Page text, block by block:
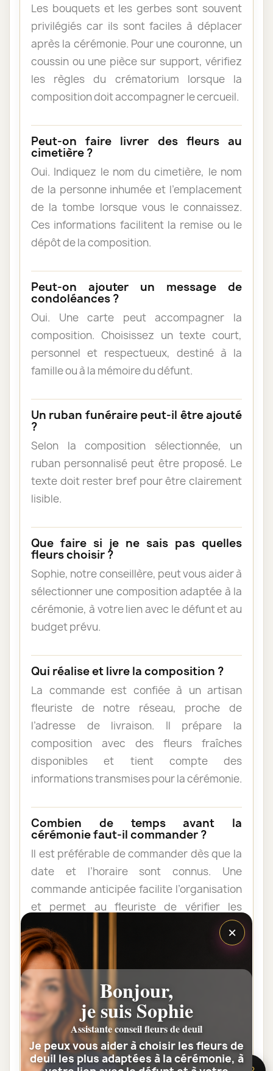
Les bouquets et les gerbes sont souvent
privilégiés car ils sont faciles à déplacer
après la cérémonie. Pour une couronne, un
coussin ou une pièce sur support, vérifiez
les règles du crématorium lorsque la
composition doit accompagner le cercueil.
Peut-on faire livrer des fleurs au
cimetière ?
Oui. Indiquez le nom du cimetière, le nom
de la personne inhumée et l’emplacement
de la tombe lorsque vous le connaissez.
Ces informations facilitent la remise ou le
dépôt de la composition.
Peut-on ajouter un message de
condoléances ?
Oui. Une carte peut accompagner la
composition. Choisissez un texte court,
personnel et respectueux, destiné à la
famille ou à la mémoire du défunt.
Un ruban funéraire peut-il être ajouté
?
Selon la composition sélectionnée, un
ruban personnalisé peut être proposé. Le
texte doit rester bref pour être clairement
lisible.
Que faire si je ne sais pas quelles
fleurs choisir ?
Sophie, notre conseillère, peut vous aider à
sélectionner une composition adaptée à la
cérémonie, à votre lien avec le défunt et au
budget prévu.
Qui réalise et livre la composition ?
La commande est confiée à un artisan
fleuriste de notre réseau, proche de
l’adresse de livraison. Il prépare la
composition avec des fleurs fraîches
disponibles et tient compte des
informations transmises pour la cérémonie.
Combien de temps avant la
cérémonie faut-il commander ?
Il est préférable de commander dès que la
date et l’horaire sont connus. Une
commande anticipée facilite l’organisation
et permet au fleuriste de vérifier les
contraintes du lieu de livraison.
Les fleurs peuvent-elles être livrées
au domicile de la famille ?
Oui. Une composition de condoléances
peut être livrée au domicile avant ou après
la cérémonie. Vérifiez simplement que
quelqu’un pourra réceptionner les fleurs.
×
Bonjour,
je suis Sophie
Assistante conseil fleurs de deuil
Je peux vous aider à choisir les fleurs de
deuil les plus adaptées à la cérémonie, à